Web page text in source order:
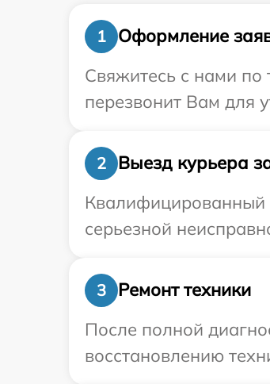
1
Оформление
Свяжитесь с нами по
перезвонит Вам для
2
Выезд курьера
Квалифицированный
серьезной
3
Ремонт техники
После полной
восстановлению